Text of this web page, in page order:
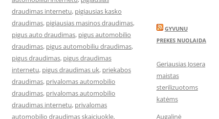
draudimas internetu, pigiausias kasko
draudimas, pigiausias masinos draudimas,
pigus auto draudimas, pigus automobilio
draudimas, pigus automobiliu draudimas,
pigus draudimas, pigus draudimas
internetu, pigus draudimas uk, priekabos
draudimas, privalomas automobilio
draudimas, privalomas automobilio
draudimas internetu, privalomas
automobilio draudimas skaiciuokle,
GYVUNU
PREKES NUOLAIDA
Geriausias Josera
maistas
sterilizuotoms
katėms
Augalinė